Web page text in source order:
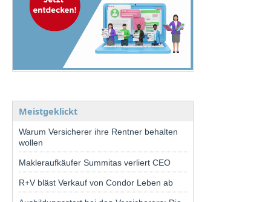
Meistgeklickt
Warum Versicherer ihre Rentner behalten
wollen
Makleraufkäufer Summitas verliert CEO
R+V bläst Verkauf von Condor Leben ab